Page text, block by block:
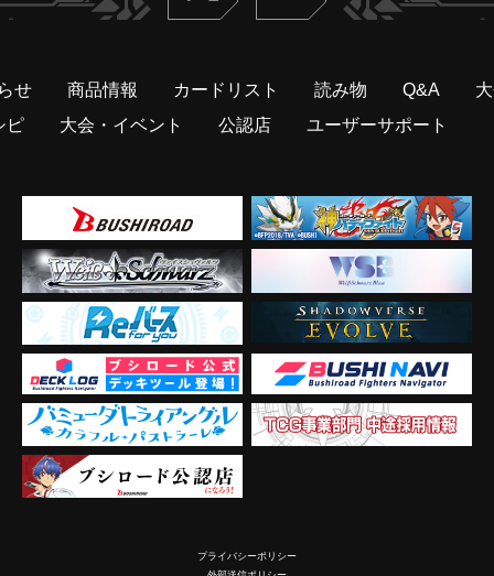
せ 商品情報 カードリスト 読み物 Q&A
ピ
大会・イベント 公認店 ユーザーサポート
プライバシーポリシー